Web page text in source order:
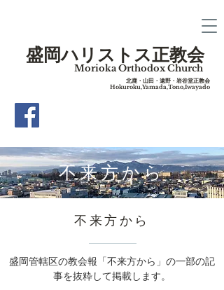
盛岡ハリストス正教会
Morioka Orthodox Church
​北鹿・山田・遠野・岩谷堂正教会
Hokuroku,Yamada,Tono,Iwayado
​不来方から
​不来方から
盛岡管轄区の教会報「不来方から」の一部の記
事を抜粋して掲載します。